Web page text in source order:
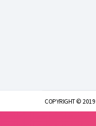
COPYRIGHT © 2019